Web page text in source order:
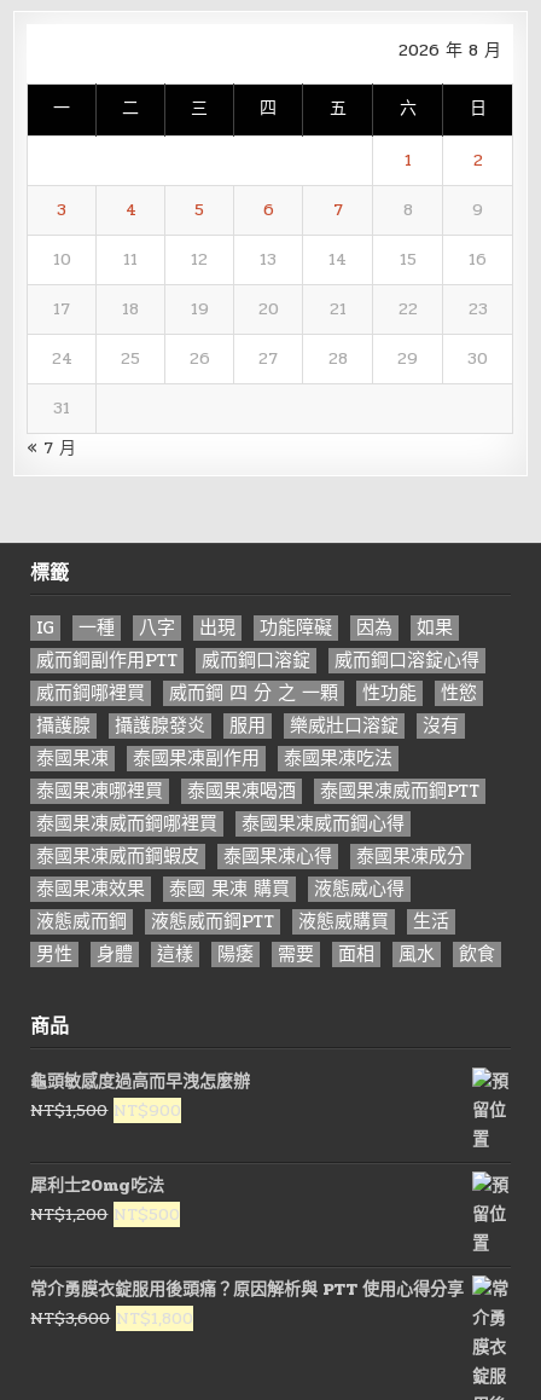
2026 年 8 月
一 二 三 四 五 六 日
1
2
3
4 5 6 7 8
9
10
11 12 13 14 15
16
17
18 19 20 21 22
23
24
25 26 27 28 29
30
31
« 7 月
標籤
IG 一種 八字 出現 功能障礙 因為
如果
威而鋼副作用PTT
威而鋼口溶錠
威而鋼口溶錠心得
威而鋼哪裡買
威而鋼 四 分 之 一顆 性功能
性慾
攝護腺
攝護腺發炎 服用 樂威壯口溶錠
沒有
泰國果凍
泰國果凍副作用
泰國果凍吃法
泰國果凍哪裡買
泰國果凍喝酒
泰國果凍威而鋼PTT
泰國果凍威而鋼哪裡買
泰國果凍威而鋼心得
泰國果凍威而鋼蝦皮
泰國果凍心得
泰國果凍成分
泰國果凍效果
泰國 果凍 購買
液態威心得
液態威而鋼
液態威而鋼PTT 液態威購買
生活
男性
身體 這樣 陽痿 需要 面相 風水 飲食
商品
龜頭敏感度過高而早洩怎麼辦
NT$1,500 原
價
格：
NT$1,500。
NT$900
價
犀利士20mg吃法
NT$1,200 原
價
格：
NT$1,200。
NT$500
價
格：
NT$500。
常介勇膜衣錠服用後頭痛？原因解析與 PTT 使用心得分享
NT$3,600 原
NT$1,800